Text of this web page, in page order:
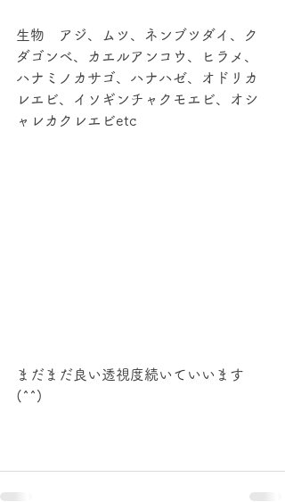
生物　アジ、ムツ、ネンブツダイ、ク
ダゴンベ、カエルアンコウ、ヒラメ、
ハナミノカサゴ、ハナハゼ、オドリカ
レエビ、イソギンチャクモエビ、オシ
ャレカクレエビetc
まだまだ良い透視度続いていいます
(^^)